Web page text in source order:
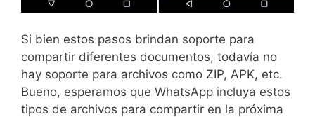
Si bien estos pasos brindan soporte para
compartir diferentes documentos, todavía no
hay soporte para archivos como ZIP, APK, etc.
Bueno, esperamos que WhatsApp incluya estos
tipos de archivos para compartir en la próxima